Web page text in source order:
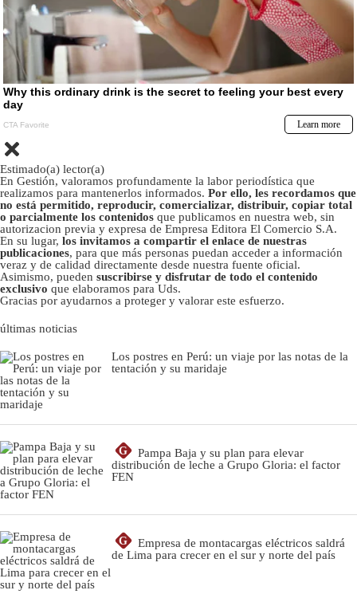
Estimado(a) lector(a)
En Gestión, valoramos profundamente la labor periodística que
realizamos para mantenerlos informados. Por ello, les recordamos que
no está permitido, reproducir, comercializar, distribuir, copiar total
o parcialmente los contenidos que publicamos en nuestra web, sin
autorizacion previa y expresa de Empresa Editora El Comercio S.A.
En su lugar, los invitamos a compartir el enlace de nuestras
publicaciones, para que más personas puedan acceder a información
veraz y de calidad directamente desde nuestra fuente oficial.
Asimismo, pueden suscribirse y disfrutar de todo el contenido
exclusivo que elaboramos para Uds.
Gracias por ayudarnos a proteger y valorar este esfuerzo.
últimas noticias
Los postres en Perú: un viaje por las notas de la
tentación y su maridaje
G
Pampa Baja y su plan para elevar
distribución de leche a Grupo Gloria: el factor
FEN
G
Empresa de montacargas eléctricos saldrá
de Lima para crecer en el sur y norte del país